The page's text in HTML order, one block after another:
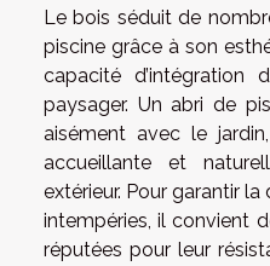
Le bois séduit de
piscine grâce à son
capacité d’intégration
paysager. Un abri de
aisément avec le
accueillante et
extérieur. Pour garantir
intempéries, il convient
réputées pour leur